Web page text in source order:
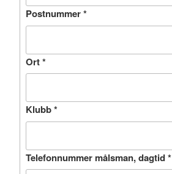
Postnummer*
Ort*
Klubb*
Telefonnummer målsman, dagtid*